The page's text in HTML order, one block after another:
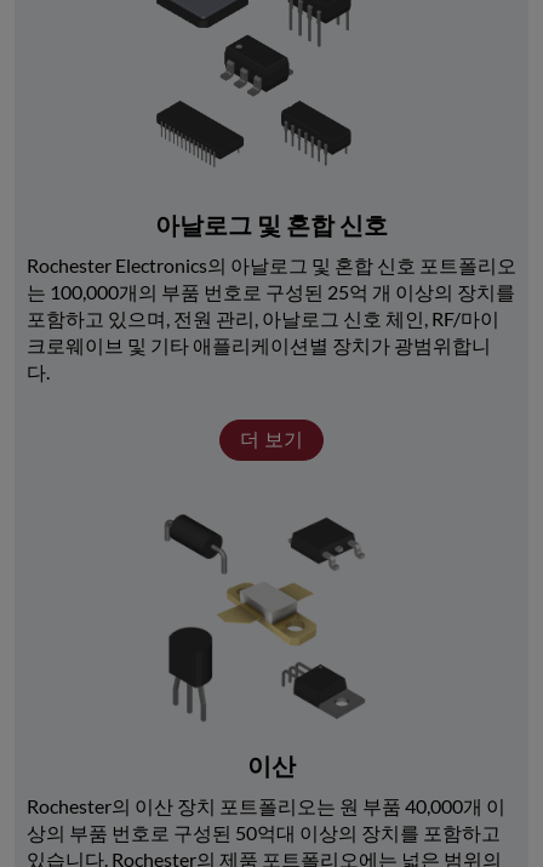
아날로그 및 혼합 신호
Rochester Electronics의 아날로그 및 혼합 신호 포트폴리오
는 100,000개의 부품 번호로 구성된 25억 개 이상의 장치를
포함하고 있으며, 전원 관리, 아날로그 신호 체인, RF/마이
크로웨이브 및 기타 애플리케이션별 장치가 광범위합니
다.
더 보기
이산
Rochester의 이산 장치 포트폴리오는 원 부품 40,000개 이
상의 부품 번호로 구성된 50억대 이상의 장치를 포함하고
있습니다. Rochester의 제품 포트폴리오에는 넓은 범위의